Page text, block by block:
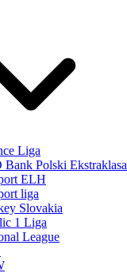
Liga
Polski Ekstraklasa
ELH
liga
Slovakia
1 Liga
League